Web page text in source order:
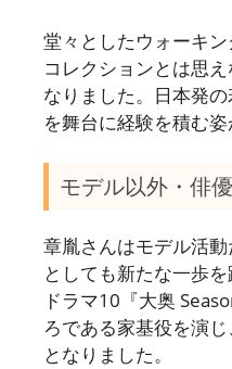
堂々としたウォーキ
コレクションとは思
なりました。日本発
を舞台に経験を積む姿
モデル以外・俳
章胤さんはモデル活
としても新たな一歩
ドラマ10『大奥
ろである家基役を演
となりました。